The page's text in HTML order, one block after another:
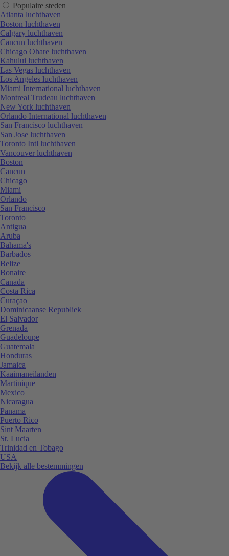
Populaire steden
Atlanta luchthaven
Boston luchthaven
Calgary luchthaven
Cancun luchthaven
Chicago Ohare luchthaven
Kahului luchthaven
Las Vegas luchthaven
Los Angeles luchthaven
Miami International luchthaven
Montreal Trudeau luchthaven
New York luchthaven
Orlando International luchthaven
San Francisco luchthaven
San Jose luchthaven
Toronto Intl luchthaven
Vancouver luchthaven
Boston
Cancun
Chicago
Miami
Orlando
San Francisco
Toronto
Antigua
Aruba
Bahama's
Barbados
Belize
Bonaire
Canada
Costa Rica
Curaçao
Dominicaanse Republiek
El Salvador
Grenada
Guadeloupe
Guatemala
Honduras
Jamaica
Kaaimaneilanden
Martinique
Mexico
Nicaragua
Panama
Puerto Rico
Sint Maarten
St. Lucia
Trinidad en Tobago
USA
Bekijk alle bestemmingen